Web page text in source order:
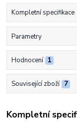
Kompletní specifikace
Parametry
Hodnocení 1
Související zboží 7
Kompletní